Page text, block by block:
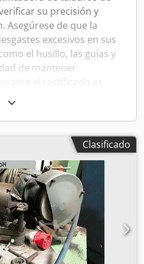
su precisión y
Asegúrese de que la
excesivos en sus
el husillo, las guías y
de mantener
el rectificado es
mecánico y
y eléctrico en busca
adecuado. Los cables,
estar en condiciones
no autorizadas. La
anormales o ruidos
puede señalar
necesitan atención.
Clasificado